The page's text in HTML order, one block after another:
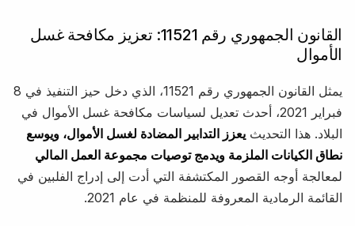
القانون الجمهوري رقم 11521: تعزيز مكافحة غسل
الأموال
يمثل القانون الجمهوري رقم 11521، الذي دخل حيز التنفيذ في 8
فبراير 2021، أحدث تعديل لسياسات مكافحة غسل الأموال في
البلاد. هذا التحديث يعزز التدابير المضادة لغسل الأموال، ويوسع
نطاق الكيانات الملزمة ويدمج توصيات مجموعة العمل المالي
لمعالجة أوجه القصور المكتشفة التي أدت إلى إدراج الفلبين في
القائمة الرمادية المعروفة للمنظمة في عام 2021.